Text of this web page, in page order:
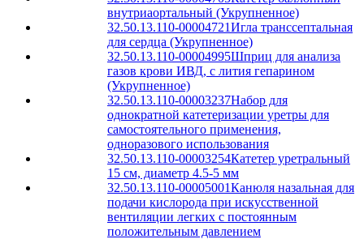
внутриаортальный (Укрупненное)
32.50.13.110-00004721Игла транссептальная
для сердца (Укрупненное)
32.50.13.110-00004995Шприц для анализа
газов крови ИВД, с лития гепарином
(Укрупненное)
32.50.13.110-00003237Набор для
однократной катетеризации уретры для
самостоятельного применения,
одноразового использования
32.50.13.110-00003254Катетер уретральный
15 см, диаметр 4.5-5 мм
32.50.13.110-00005001Канюля назальная для
подачи кислорода при искусственной
вентиляции легких с постоянным
положительным давлением